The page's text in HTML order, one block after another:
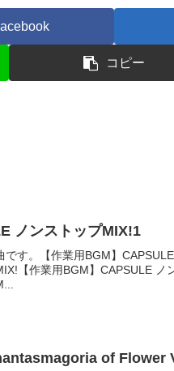
コピー
ノンストップMIX!1
す。【作業用BGM】
【作業用BGM】CAPSULE ノ
of Flower